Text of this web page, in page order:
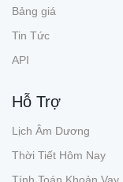
Bảng giá
Tin Tức
API
Hỗ Trợ
Lịch Âm Dương
Thời Tiết Hôm Nay